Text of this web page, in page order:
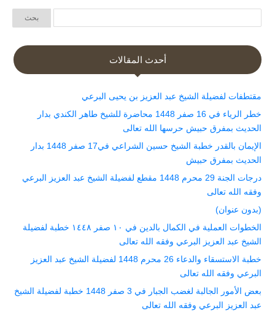
أحدث المقالات
مقتطفات لفضيلة الشيخ عبد العزيز بن يحيى البرعي
خطر الرياء في 16 صفر 1448 محاضرة للشيخ طاهر الكندي بدار
الحديث بمفرق حبيش حرسها الله تعالى
الإيمان بالقدر خطبة الشيخ حسين الشراعي في17 صفر 1448 بدار
الحديث بمفرق حبيش
درجات الجنة 29 محرم 1448 مقطع لفضيلة الشيخ عبد العزيز البرعي
وفقه الله تعالى
(بدون عنوان)
الخطوات العملية في الكمال بالدين في ١٠ صفر ١٤٤٨ خطبة لفضيلة
الشيخ عبد العزيز البرعي وفقه الله تعالى
خطبة الاستسقاء والدعاء 26 محرم 1448 لفضيلة الشيخ عبد العزيز
البرعي وفقه الله تعالى
بعض الأمور الجالبة لغضب الجبار في 3 صفر 1448 خطبة لفضيلة الشيخ
عبد العزيز البرعي وفقه الله تعالى